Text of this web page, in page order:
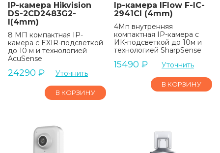
IP-камера Hikvision
DS-2CD2483G2-
I(4mm)
8 МП компактная IP-
камера с EXIR-подсветкой
до 10 м и технологией
AcuSense
24290 ₽ Уточнить
В КОРЗИНУ
Ip-камера IFlow F-IC-
2941CI (4mm)
4Мп внутренняя
компактная IP-камера c
ИК-подсветкой до 10м и
технологией SharpSense
15490 ₽ Уточнить
В КОРЗИНУ